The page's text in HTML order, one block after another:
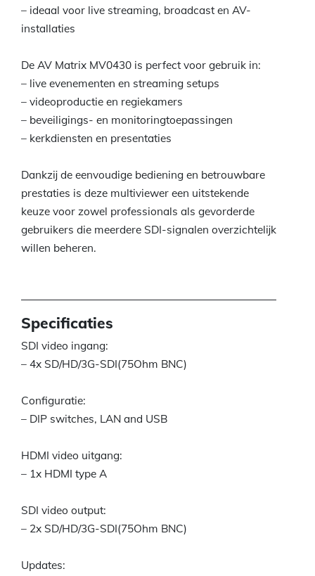
– ideaal voor live streaming, broadcast en AV-
installaties
De AV Matrix MV0430 is perfect voor gebruik in:
– live evenementen en streaming setups
– videoproductie en regiekamers
– beveiligings- en monitoringtoepassingen
– kerkdiensten en presentaties
Dankzij de eenvoudige bediening en betrouwbare
prestaties is deze multiviewer een uitstekende
keuze voor zowel professionals als gevorderde
gebruikers die meerdere SDI-signalen overzichtelijk
willen beheren.
Specificaties
SDI video ingang:
– 4x SD/HD/3G-SDI(75Ohm BNC)
Configuratie:
– DIP switches, LAN and USB
HDMI video uitgang:
– 1x HDMI type A
SDI video output:
– 2x SD/HD/3G-SDI(75Ohm BNC)
Updates: